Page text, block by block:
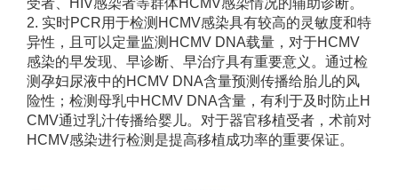
受者、HIV感染者等群体HCMV感染情况的辅助诊断。
2. 实时PCR用于检测HCMV感染具有较高的灵敏度和特
异性，且可以定量监测HCMV DNA载量，对于HCMV
感染的早发现、早诊断、早治疗具有重要意义。通过检
测孕妇尿液中的HCMV DNA含量预测传播给胎儿的风
险性；检测母乳中HCMV DNA含量，有利于及时防止H
CMV通过乳汁传播给婴儿。对于器官移植受者，术前对
HCMV感染进行检测是提高移植成功率的重要保证。